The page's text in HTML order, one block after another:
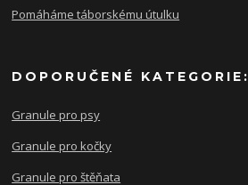
Pomáháme táborskému útulku
DOPORUČENÉ KATEGORIE:
Granule pro psy
Granule pro kočky
Granule pro štěňata